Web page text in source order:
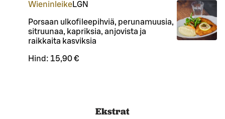
WieninleikeLGN
Porsaan ulkofileepihviä, perunamuusia,
sitruunaa, kapriksia, anjovista ja
raikkaita kasviksia
Hind: 15,90 €
Ekstrat